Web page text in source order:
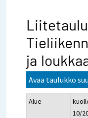
ja
Avaa taulukko
Alue
10/